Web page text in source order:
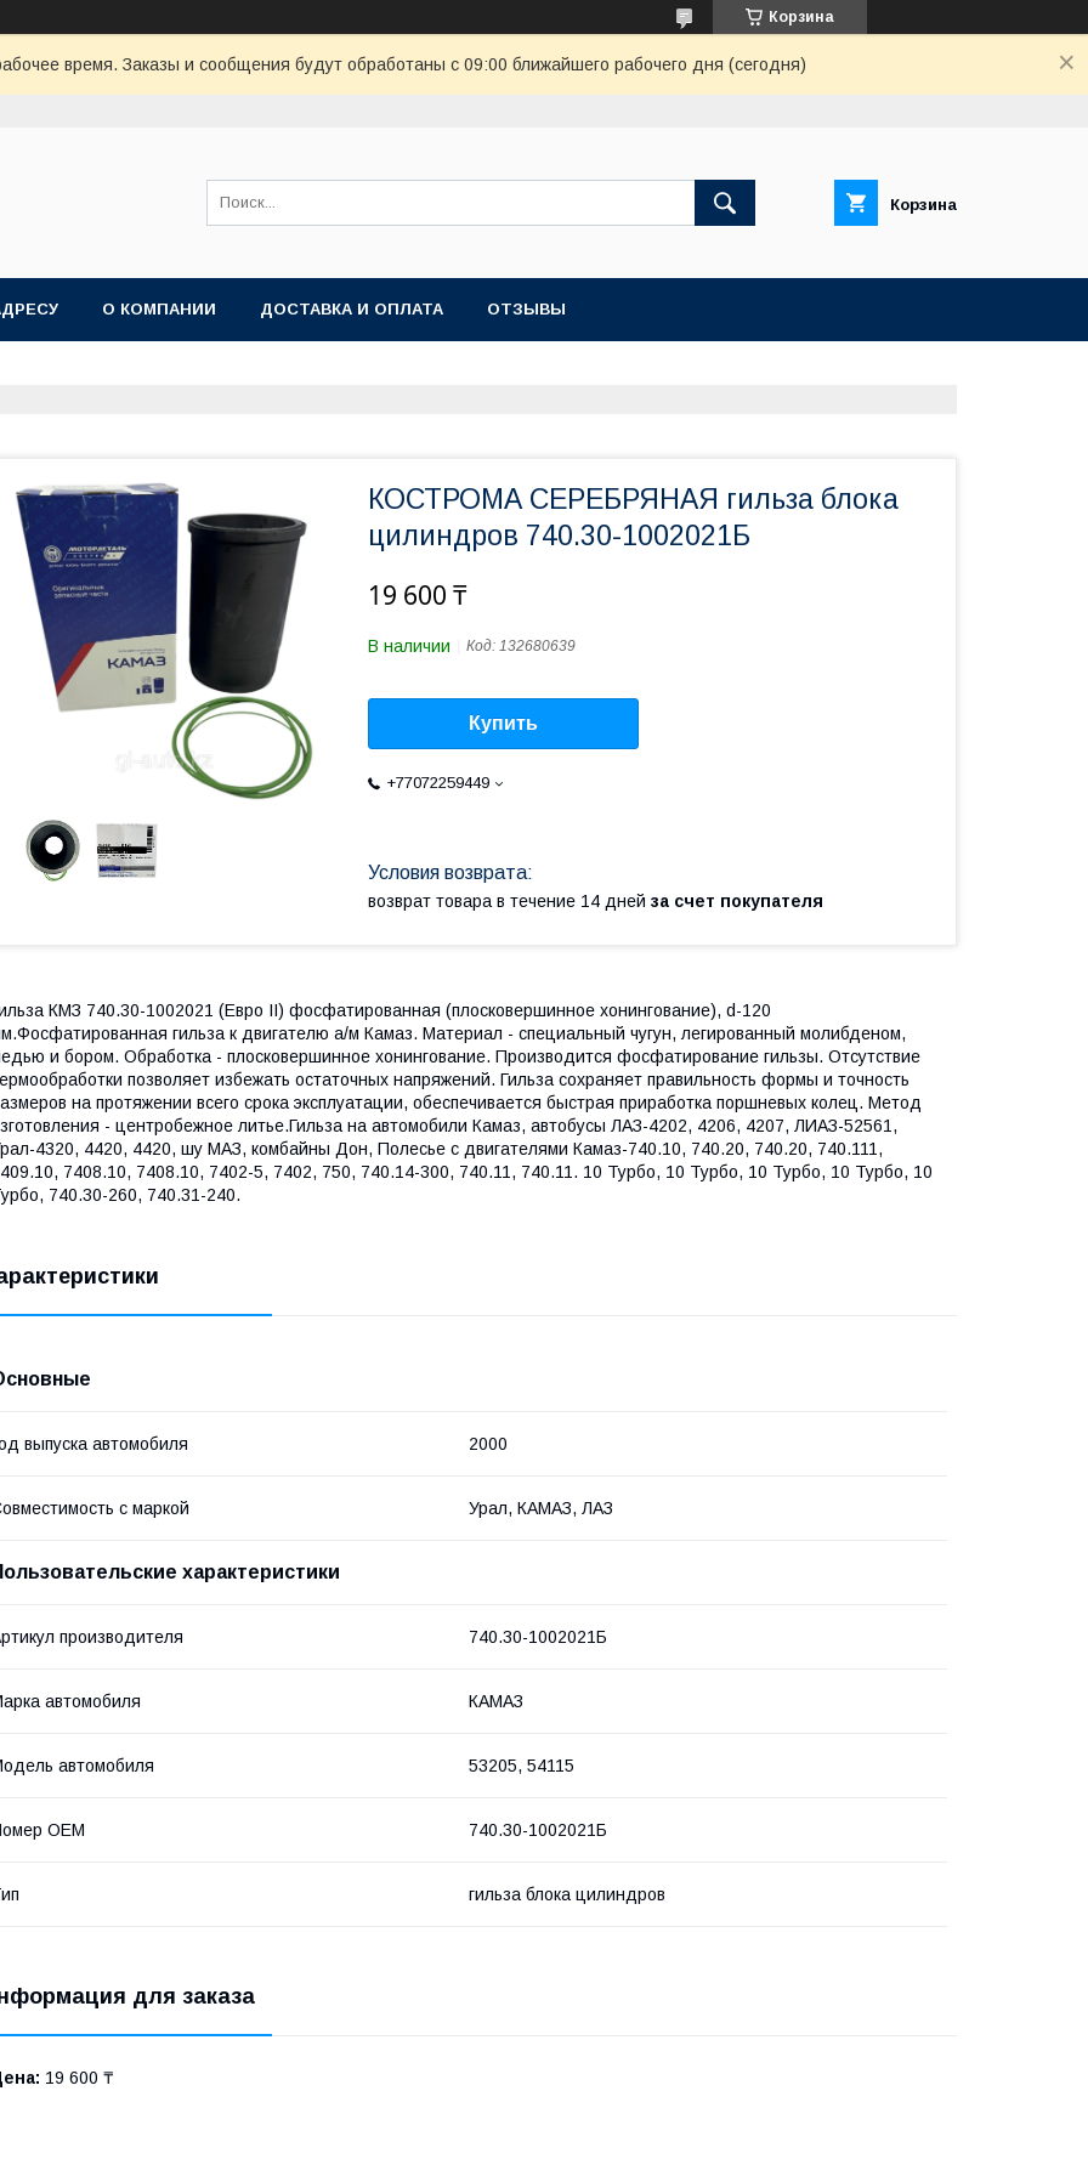
Корзина
время. Заказы и сообщения будут обработаны с 09:00 ближайшего рабочего дня (сегодня)
Корзина
О КОМПАНИИ ДОСТАВКА И ОПЛАТА ОТЗЫВЫ
КОСТРОМА СЕРЕБРЯНАЯ гильза блока
цилиндров 740.30-1002021Б
19 600 ₸
В наличии Код: 132680639
Купить
+77072259449
возврат товара в течение 14 дней за счет покупателя
КМЗ 740.30-1002021 (Евро II) фосфатированная (плосковершинное хонингование), d-120
гильза к двигателю а/м Камаз. Материал - специальный чугун, легированный молибденом,
и бором. Обработка - плосковершинное хонингование. Производится фосфатирование гильзы. Отсутствие
позволяет избежать остаточных напряжений. Гильза сохраняет правильность формы и точность
на протяжении всего срока эксплуатации, обеспечивается быстрая приработка поршневых колец. Метод
- центробежное литье.Гильза на автомобили Камаз, автобусы ЛАЗ-4202, 4206, 4207, ЛИАЗ-52561,
4320, 4420, 4420, шу МАЗ, комбайны Дон, Полесье с двигателями Камаз-740.10, 740.20, 740.20, 740.111,
7408.10, 7408.10, 7402-5, 7402, 750, 740.14-300, 740.11, 740.11. 10 Турбо, 10 Турбо, 10 Турбо, 10 Турбо, 10
740.30-260, 740.31-240.
выпуска автомобиля 2000
с маркой Урал, КАМАЗ, ЛАЗ
характеристики
производителя 740.30-1002021Б
автомобиля КАМАЗ
автомобиля 53205, 54115
OEM 740.30-1002021Б
гильза блока цилиндров
для заказа
19 600 ₸